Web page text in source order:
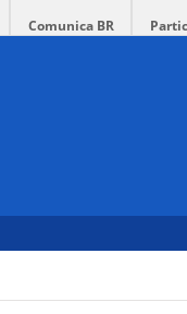
Comunica BR